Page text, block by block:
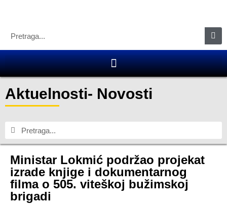
Aktuelnosti- Novosti
Ministar Lokmić podržao projekat
izrade knjige i dokumentarnog
filma o 505. viteškoj bužimskoj
brigadi